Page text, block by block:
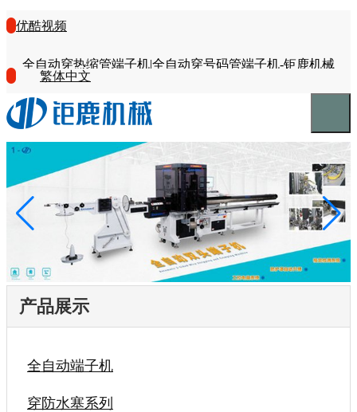
优酷视频
全自动穿热缩管端子机|全自动穿号码管端子机-钜鹿机械
繁体中文
产品展示
全自动端子机
穿防水塞系列